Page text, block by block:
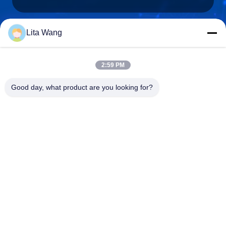
lita@screenmeshnet.com
Lita Wang
2:59 PM
Good day, what product are you looking for?